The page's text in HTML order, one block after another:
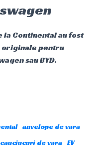
la Continental au fost
originale pentru
sau BYD.
anvelope de vara
cauciucuri de vara EV